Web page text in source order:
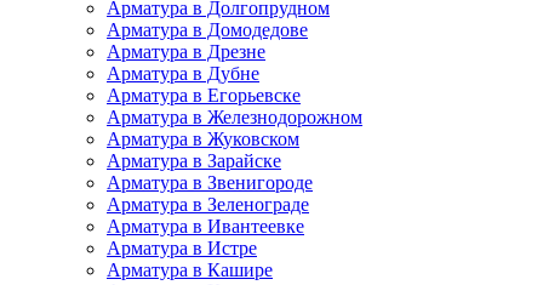
Арматура в Долгопрудном
Арматура в Домодедове
Арматура в Дрезне
Арматура в Дубне
Арматура в Егорьевске
Арматура в Железнодорожном
Арматура в Жуковском
Арматура в Зарайске
Арматура в Звенигороде
Арматура в Зеленограде
Арматура в Ивантеевке
Арматура в Истре
Арматура в Кашире